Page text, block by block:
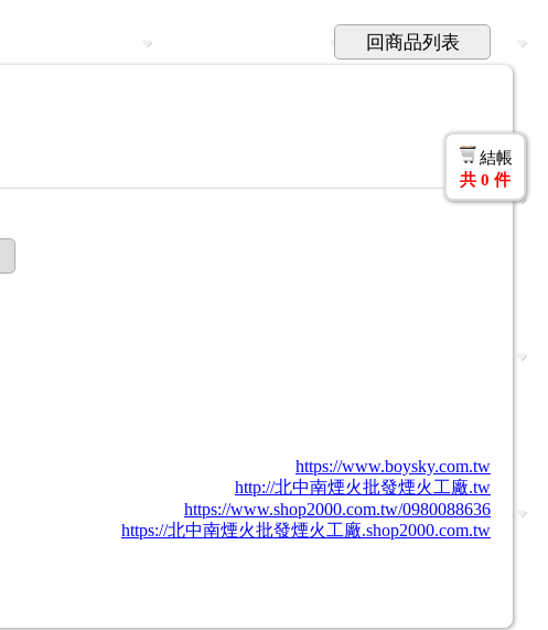
回商品列表
https://www.boysky.com.tw
http://北中南煙火批發煙火工廠.tw
https://www.shop2000.com.tw/0980088636
https://北中南煙火批發煙火工廠.shop2000.com.tw
結帳
共 0 件